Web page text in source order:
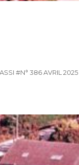
#N° 386 AVRIL 2025